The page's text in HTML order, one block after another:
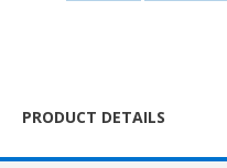
PRODUCT DETAILS